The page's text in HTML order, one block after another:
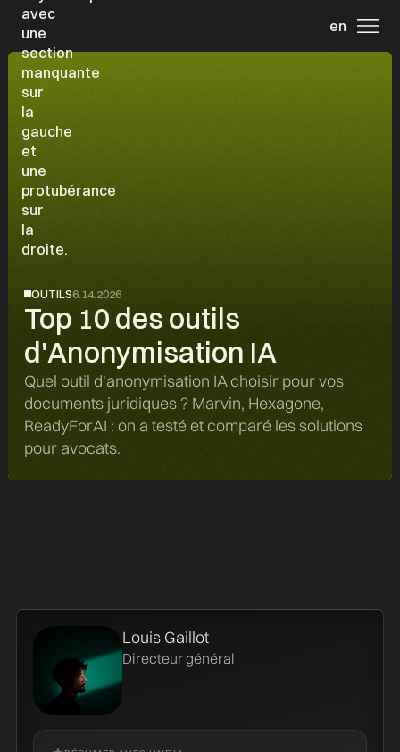
en
OUTILS6.14.2026
Top 10 des outils
d'Anonymisation IA
Quel outil d'anonymisation IA choisir pour vos
documents juridiques ? Marvin, Hexagone,
ReadyForAI : on a testé et comparé les solutions
pour avocats.
Louis Gaillot
Directeur général